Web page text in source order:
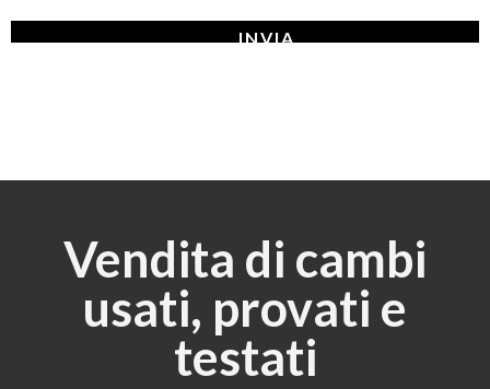
Vendita di cambi
usati, provati e
testati